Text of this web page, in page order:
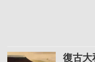
復古大